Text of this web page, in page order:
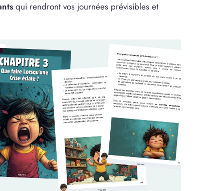
qui rendront vos journées prévisibles et